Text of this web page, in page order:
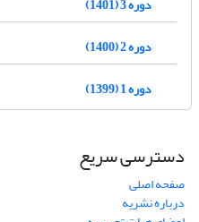
دوره 2 (1400)
دوره 1 (1399)
دسترسی سریع
صفحه اصلی
درباره نشریه